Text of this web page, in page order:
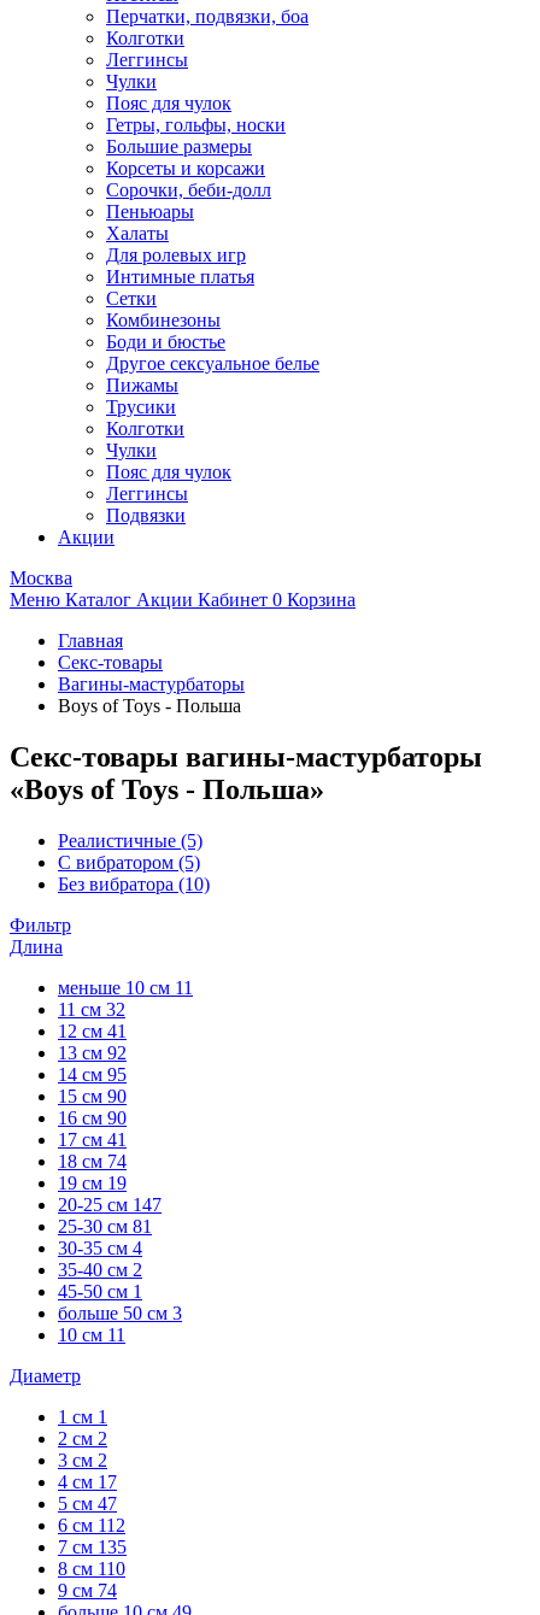
Перчатки, подвязки, боа
Колготки
Леггинсы
Чулки
Пояс для чулок
Гетры, гольфы, носки
Большие размеры
Корсеты и корсажи
Сорочки, беби-долл
Пеньюары
Халаты
Для ролевых игр
Интимные платья
Сетки
Комбинезоны
Боди и бюстье
Другое сексуальное белье
Пижамы
Трусики
Колготки
Чулки
Пояс для чулок
Леггинсы
Подвязки
Акции
Москва
Меню Каталог Акции Кабинет 0 Корзина
Главная
Секс-товары
Вагины-мастурбаторы
Boys of Toys - Польша
Секс-товары вагины-мастурбаторы
«Boys of Toys - Польша»
Реалистичные (5)
С вибратором (5)
Без вибратора (10)
Фильтр
Длина
меньше 10 см 11
11 см 32
12 см 41
13 см 92
14 см 95
15 см 90
16 см 90
17 см 41
18 см 74
19 см 19
20-25 см 147
25-30 см 81
30-35 см 4
35-40 см 2
45-50 см 1
больше 50 см 3
10 см 11
Диаметр
1 см 1
2 см 2
3 см 2
4 см 17
5 см 47
6 см 112
7 см 135
8 см 110
9 см 74